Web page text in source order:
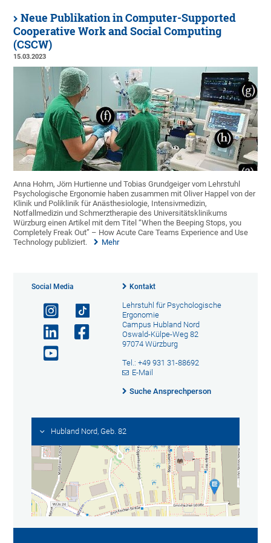
Neue Publikation in Computer-Supported
Cooperative Work and Social Computing
(CSCW)
15.03.2023
Anna Hohm, Jörn Hurtienne und Tobias Grundgeiger vom Lehrstuhl
Psychologische Ergonomie haben zusammen mit Oliver Happel von der
Klinik und Poliklinik für Anästhesiologie, Intensivmedizin,
Notfallmedizin und Schmerztherapie des Universitätsklinikums
Würzburg einen Artikel mit dem Titel “When the Beeping Stops, you
Completely Freak Out” – How Acute Care Teams Experience and Use
Technology publiziert.
Mehr
Social Media Kontakt
Lehrstuhl für Psychologische
Ergonomie
Campus Hubland Nord
Oswald-Külpe-Weg 82
97074 Würzburg
Tel.: +49 931 31-88692
E-Mail
Suche Ansprechperson
Hubland Nord, Geb. 82